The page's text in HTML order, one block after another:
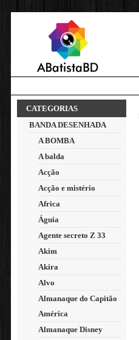
CATEGORIAS
BANDA DESENHADA
A BOMBA
A balda
Acção
Acção e mistério
Africa
Águia
Agente secreto Z 33
Akim
Akira
Alvo
Almanaque do Capitão
América
Almanaque Disney